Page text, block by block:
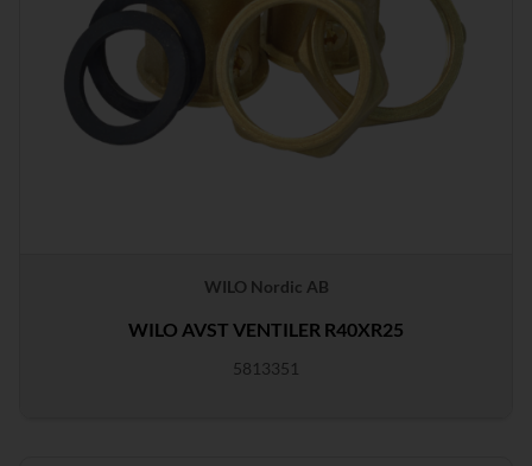
WILO Nordic AB
WILO AVST VENTILER R40XR25
5813351